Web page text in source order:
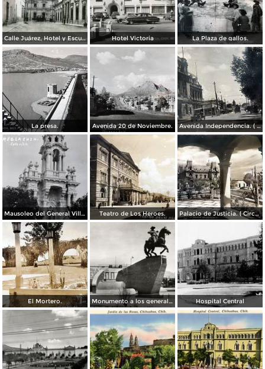
Calle Juárez, Hotel y Escuela Oficial No. 136 Hotel Victoria La Plaza de gallos.
La presa. Avenida 20 de Noviembre. Avenida Independencia. ( Circulada el 12 de Abril de 1929 ).
Mausoleo del General Villa en el panteon de La Regla ( Circulada el 11 de Junio de 1921 ). Teatro de Los Heroes. Palacio de Justicia. ( Circulada el 1 deDiciembre de 1946 ).
El Mortero. Monumento a los generales de la División del Norte Hospital Central